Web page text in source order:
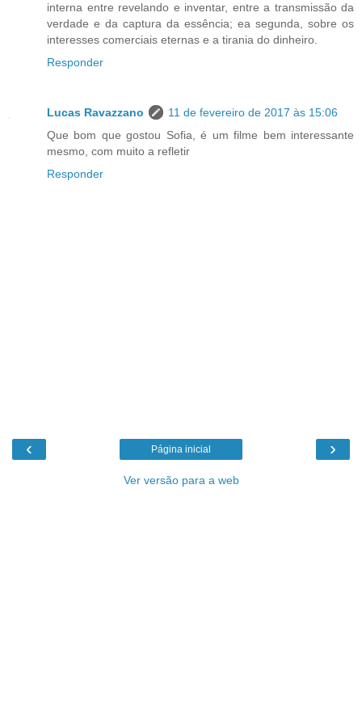
interna entre revelando e inventar, entre a transmissão da
verdade e da captura da essência; ea segunda, sobre os
interesses comerciais eternas e a tirania do dinheiro.
Responder
Lucas Ravazzano
11 de fevereiro de 2017 às 15:06
Que bom que gostou Sofia, é um filme bem interessante
mesmo, com muito a refletir
Responder
‹ ›
Página inicial
Ver versão para a web